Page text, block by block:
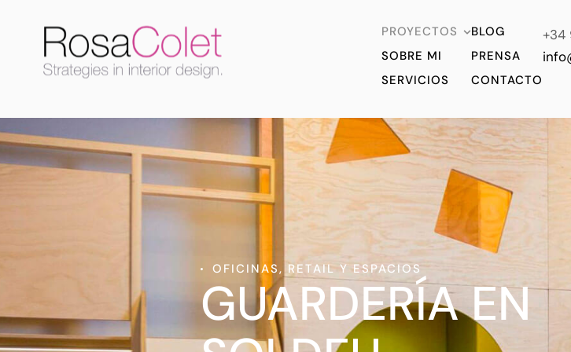
PROYECTOS
SOBRE MI
SERVICIOS
BLOG
PRENSA
CONTACTO
+34
OFICINAS, RETAIL Y ESPACIOS
GUARDERÍA EN